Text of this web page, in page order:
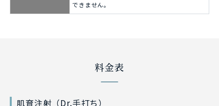
できません。
料金表
肌育注射（Dr.手打ち）